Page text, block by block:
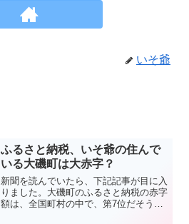
いそ爺
ふるさと納税、いそ爺の住んで
いる大磯町は大赤字？
新聞を読んでいたら、下記記事が目に入
りました。大磯町のふるさと納税の赤字
額は、全国町村の中で、第7位だそうで